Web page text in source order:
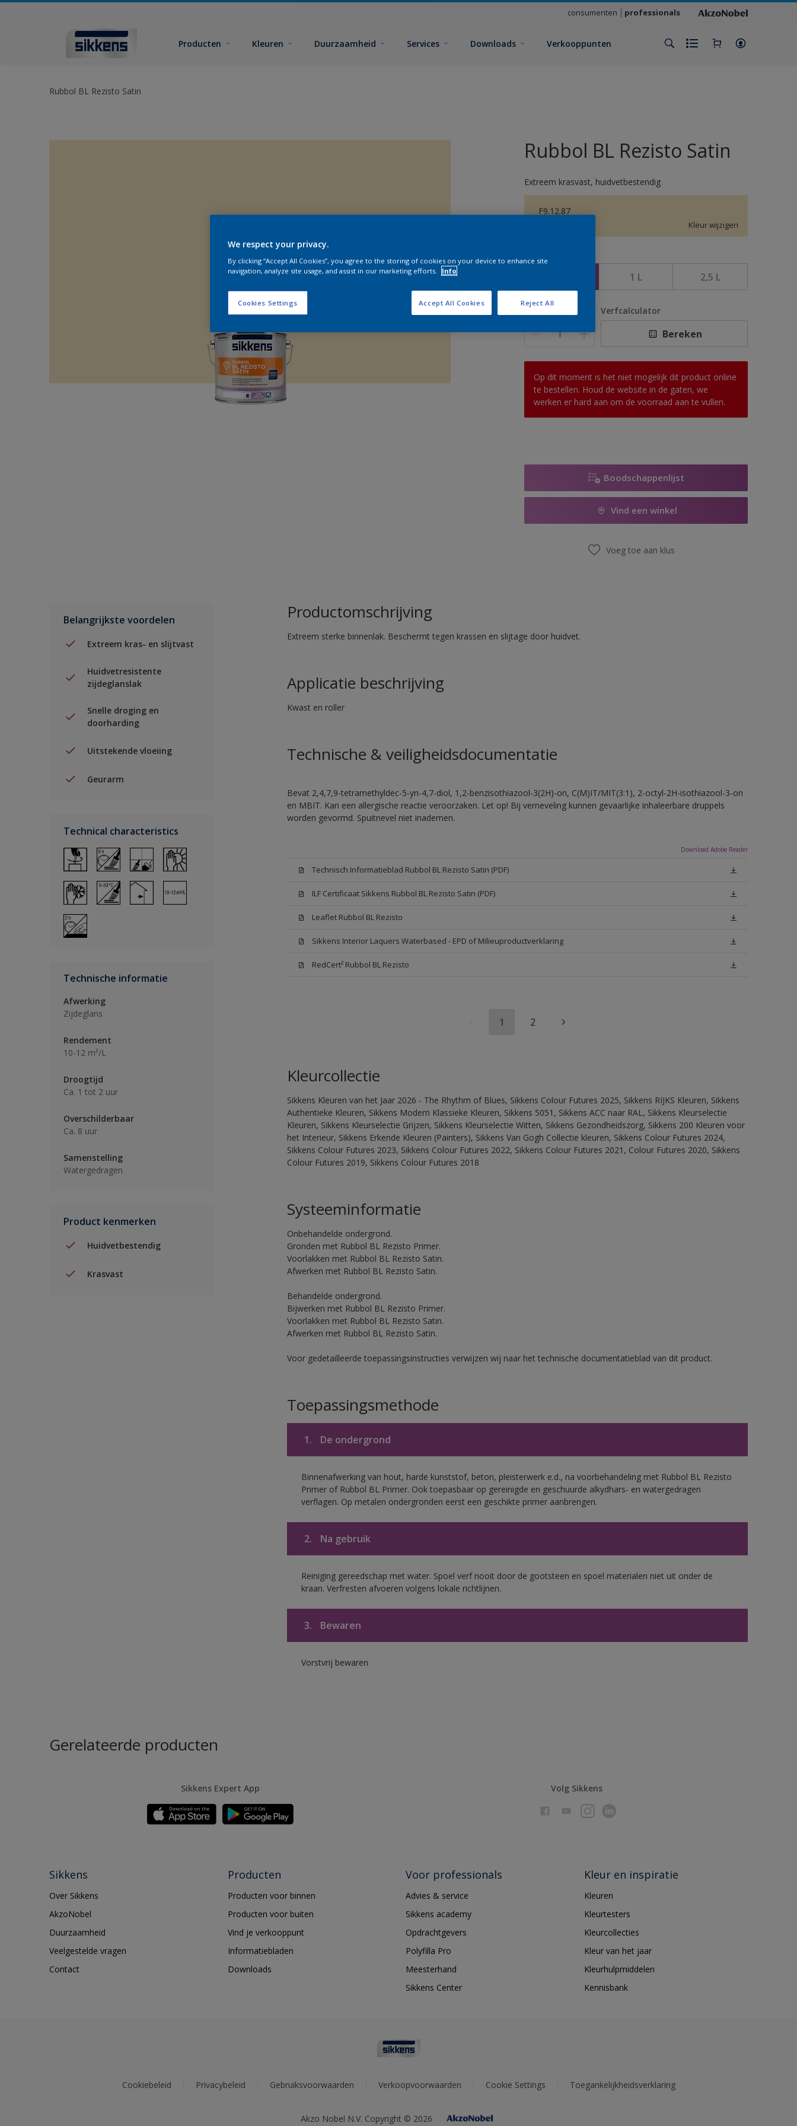
consumenten professionals
Producten Kleuren Duurzaamheid Services Downloads Verkooppunten
Rubbol BL Rezisto Satin
Rubbol BL Rezisto Satin
Extreem krasvast, huidvetbestendig
F9.12.87
Kleur wijzigen
Grootte
1 L 2,5 L
Aantal Verfcalculator
Bereken
Op dit moment is het niet mogelijk dit product online
te bestellen. Houd de website in de gaten, we
werken er hard aan om de voorraad aan te vullen.
Boodschappenlijst
Vind een winkel
Voeg toe aan klus
Belangrijkste voordelen
Extreem kras- en slijtvast
Huidvetresistente
zijdeglanslak
Snelle droging en
doorharding
Uitstekende vloeiing
Geurarm
Technical characteristics
Technische informatie
Afwerking
Zijdeglans
Rendement
10-12 m²/L
Droogtijd
Ca. 1 tot 2 uur
Overschilderbaar
Ca. 8 uur
Samenstelling
Watergedragen
Product kenmerken
Huidvetbestendig
Krasvast
Productomschrijving
Extreem sterke binnenlak. Beschermt tegen krassen en slijtage door huidvet.
Applicatie beschrijving
Kwast en roller
Technische & veiligheidsdocumentatie
Bevat 2,4,7,9-tetramethyldec-5-yn-4,7-diol, 1,2-benzisothiazool-3(2H)-on, C(M)IT/MIT(3:1), 2-octyl-2H-isothiazool-3-on
en MBIT. Kan een allergische reactie veroorzaken. Let op! Bij verneveling kunnen gevaarlijke inhaleerbare druppels
worden gevormd. Spuitnevel niet inademen.
Download Adobe Reader
Technisch Informatieblad Rubbol BL Rezisto Satin (PDF)
ILF Certificaat Sikkens Rubbol BL Rezisto Satin (PDF)
Leaflet Rubbol BL Rezisto
Sikkens Interior Laquers Waterbased - EPD of Milieuproductverklaring
RedCert² Rubbol BL Rezisto
1 2
Kleurcollectie
Sikkens Kleuren van het Jaar 2026 - The Rhythm of Blues, Sikkens Colour Futures 2025, Sikkens RIJKS Kleuren, Sikkens
Authentieke Kleuren, Sikkens Modern Klassieke Kleuren, Sikkens 5051, Sikkens ACC naar RAL, Sikkens Kleurselectie
Kleuren, Sikkens Kleurselectie Grijzen, Sikkens Kleurselectie Witten, Sikkens Gezondheidszorg, Sikkens 200 Kleuren voor
het Interieur, Sikkens Erkende Kleuren (Painters), Sikkens Van Gogh Collectie kleuren, Sikkens Colour Futures 2024,
Sikkens Colour Futures 2023, Sikkens Colour Futures 2022, Sikkens Colour Futures 2021, Colour Futures 2020, Sikkens
Colour Futures 2019, Sikkens Colour Futures 2018
Systeeminformatie
Onbehandelde ondergrond.
Gronden met Rubbol BL Rezisto Primer.
Voorlakken met Rubbol BL Rezisto Satin.
Afwerken met Rubbol BL Rezisto Satin.
Behandelde ondergrond.
Bijwerken met Rubbol BL Rezisto Primer.
Voorlakken met Rubbol BL Rezisto Satin.
Afwerken met Rubbol BL Rezisto Satin.
Voor gedetailleerde toepassingsinstructies verwijzen wij naar het technische documentatieblad van dit product.
Toepassingsmethode
1. De ondergrond
Binnenafwerking van hout, harde kunststof, beton, pleisterwerk e.d., na voorbehandeling met Rubbol BL Rezisto
Primer of Rubbol BL Primer. Ook toepasbaar op gereinigde en geschuurde alkydhars- en watergedragen
verflagen. Op metalen ondergronden eerst een geschikte primer aanbrengen.
2. Na gebruik
Reiniging gereedschap met water. Spoel verf nooit door de gootsteen en spoel materialen niet uit onder de
kraan. Verfresten afvoeren volgens lokale richtlijnen.
3. Bewaren
Vorstvrij bewaren
Gerelateerde producten
Sikkens Expert App Volg Sikkens
Sikkens
Over Sikkens
AkzoNobel
Duurzaamheid
Veelgestelde vragen
Contact
Producten
Producten voor binnen
Producten voor buiten
Vind je verkooppunt
Informatiebladen
Downloads
Voor professionals
Advies & service
Sikkens academy
Opdrachtgevers
Polyfilla Pro
Meesterhand
Sikkens Center
Kleur en inspiratie
Kleuren
Kleurtesters
Kleurcollecties
Kleur van het jaar
Kleurhulpmiddelen
Kennisbank
Cookiebeleid Privacybeleid Gebruiksvoorwaarden Verkoopvoorwaarden Cookie Settings Toegankelijkheidsverklaring
Akzo Nobel N.V. Copyright © 2026
We respect your privacy.
By clicking “Accept All Cookies”, you agree to the storing of cookies on your device to enhance site
navigation, analyze site usage, and assist in our marketing efforts.
Info
Cookies Settings Reject All
Accept All Cookies